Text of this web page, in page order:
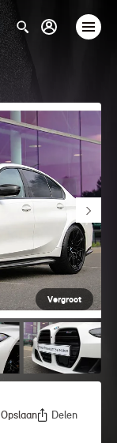
Vergroot
Opslaan Delen